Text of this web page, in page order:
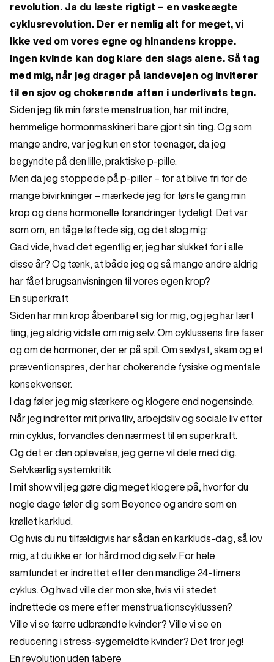
revolution. Ja du læste rigtigt – en vaskeægte
cyklusrevolution. Der er nemlig alt for meget, vi
ikke ved om vores egne og hinandens kroppe.
Ingen kvinde kan dog klare den slags alene. Så tag
med mig, når jeg drager på landevejen og inviterer
til en sjov og chokerende aften i underlivets tegn.
Siden jeg fik min første menstruation, har mit indre,
hemmelige hormonmaskineri bare gjort sin ting. Og som
mange andre, var jeg kun en stor teenager, da jeg
begyndte på den lille, praktiske p-pille.
Men da jeg stoppede på p-piller – for at blive fri for de
mange bivirkninger – mærkede jeg for første gang min
krop og dens hormonelle forandringer tydeligt. Det var
som om, en tåge løftede sig, og det slog mig:
Gad vide, hvad det egentlig er, jeg har slukket for i alle
disse år? Og tænk, at både jeg og så mange andre aldrig
har fået brugsanvisningen til vores egen krop?​ ​
En superkraft
Siden har min krop åbenbaret sig for mig, og jeg har lært
ting, jeg aldrig ​vidste ​om mig selv. Om cyklussens ​fire ​faser
og om de hormoner, der er på spil. Om sexlyst, skam og et
præventionspres, der har chokerende fysiske og mentale
konsekvenser.
I dag føler jeg mig stærkere og klogere end nogensinde.
Når jeg indretter mit privatliv, arbejdsliv og ​sociale liv​​ ​efter
min cyklus, forvandles den nærmest til en superkraft.
Og det er den oplevelse, jeg gerne vil dele med dig.
Selvkærlig systemkritik
I mit show vil jeg gøre dig meget klogere på, hvorfor du
nogle dage føler dig som Beyonce og andre som en ​
krøllet​​ ​karklud.
Og hvis du nu tilfældigvis har sådan en karkluds-dag, så lov
mig, at du ikke er for hård mod dig selv. For hele
samfundet er indrettet efter den mandlige 24-timers
cyklus. Og hvad ville der mon ske, hvis vi i stedet
indrettede os mere efter menstruationscyklussen?
Ville vi se færre udbrændte kvinder? Ville vi se en
reducering i stress-sygemeldte kvinder? Det tror jeg!
En revolution uden tabere